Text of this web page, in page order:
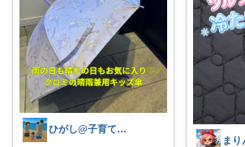
ひがし@子育て夫婦の役立ちアイテム